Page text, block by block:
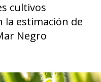
cultivos
la estimación de
Negro